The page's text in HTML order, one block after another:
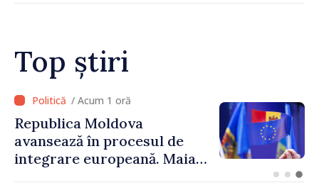
Top știri
/ Acum 43 minute
Linia electrică de 330 kV
Bălți–Dnestrovsk, grav
avariată în urma